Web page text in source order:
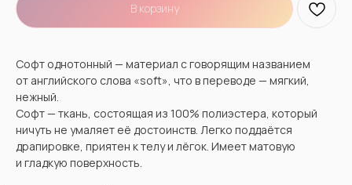
В корзину
Софт однотонный — материал с говорящим названием
от английского слова «soft», что в переводе — мягкий,
нежный.
Софт — ткань, состоящая из 100% полиэстера, который
ничуть не умаляет её достоинств. Легко поддаётся
драпировке, приятен к телу и лёгок. Имеет матовую
и гладкую поверхность.